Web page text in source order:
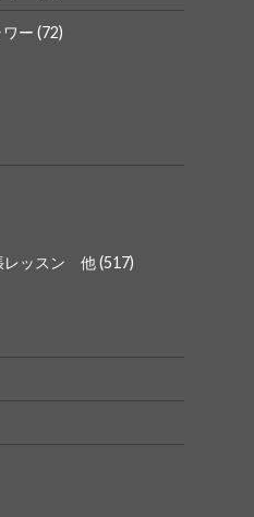
ー (72)
レッスン 他(517)